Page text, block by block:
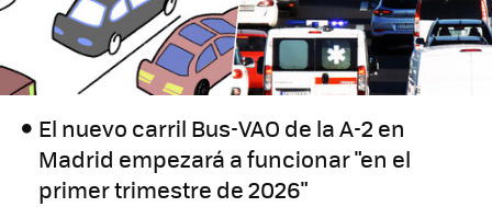
El nuevo carril Bus-VAO de la A-2 en
Madrid empezará a funcionar "en el
primer trimestre de 2026"